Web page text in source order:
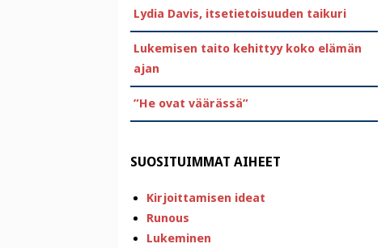
Lydia Davis, itsetietoisuuden taikuri
Lukemisen taito kehittyy koko elämän
ajan
”He ovat väärässä”
SUOSITUIMMAT AIHEET
Kirjoittamisen ideat
Runous
Lukeminen